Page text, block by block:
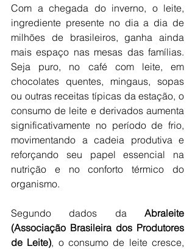
Com a chegada do inverno, o leite,
ingrediente presente no dia a dia de
milhões de brasileiros, ganha ainda
mais espaço nas mesas das famílias.
Seja puro, no café com leite, em
chocolates quentes, mingaus, sopas
ou outras receitas típicas da estação, o
consumo de leite e derivados aumenta
significativamente no período de frio,
movimentando a cadeia produtiva e
reforçando seu papel essencial na
nutrição e no conforto térmico do
organismo.
Segundo dados da Abraleite
(Associação Brasileira dos Produtores
de Leite), o consumo de leite cresce,